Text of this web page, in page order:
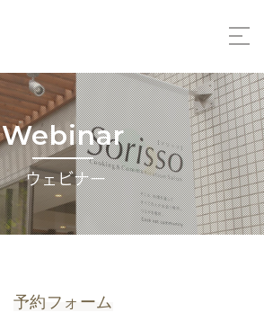
SERVICE
サービス
FEATURE
Sorissoの強み
WORKS
開催事例
VOICE
運営会社
Webinar
ウェビナー
予約フォーム